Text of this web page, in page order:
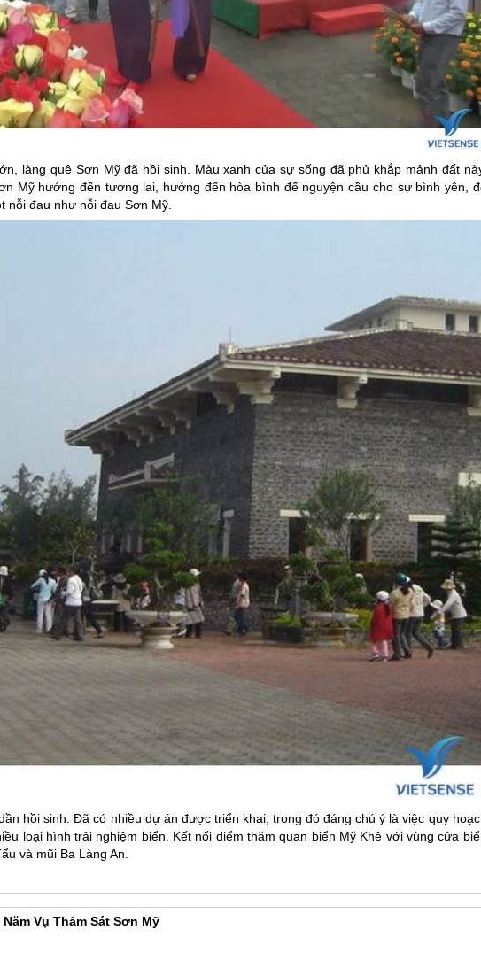
làng quê Sơn Mỹ đã hồi sinh. Màu xanh của sự sống đã phủ khắp mảnh đất
Mỹ hướng đến tương lai, hướng đến hòa bình để nguyện cầu cho sự bình yên,
nỗi đau như nỗi đau Sơn Mỹ.
hồi sinh. Đã có nhiều dự án được triển khai, trong đó đáng chú ý là việc quy
loại hình trải nghiệm biển. Kết nối điểm thăm quan biển Mỹ Khê với vùng cửa
và mũi Ba Làng An.
Vụ Thảm Sát Sơn Mỹ